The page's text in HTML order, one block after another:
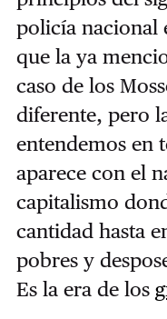
policía nacional
que la ya
caso de los
diferente, pero
entendemos en
aparece con el
capitalismo
cantidad hasta
pobres y
Es la era de los